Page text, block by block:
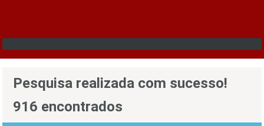
Pesquisa realizada com sucesso!
916 encontrados